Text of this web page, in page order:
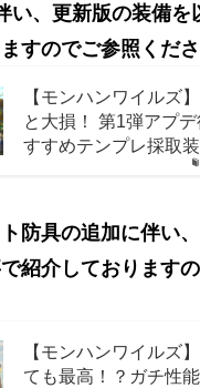
い、更新版の装備を
すのでご参照くださ
【モンハンワイルズ
と大損！ 第1弾アプ
すすめテンプレ採取装
防具の追加に伴い
紹介しております
【モンハンワイルズ
ても最高！？ガチ性